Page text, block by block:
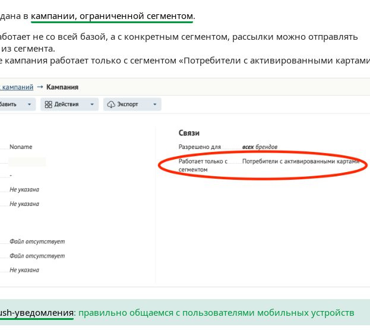
в кампании, ограниченной сегментом.
не со всей базой, а с конкретным сегментом, рассылки можно отправлять
сегмента.
работает только с сегментом «Потребители с активированными
уведомления: правильно общаемся с пользователями мобильных устройств